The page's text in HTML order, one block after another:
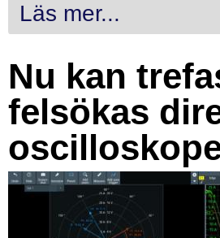
Läs mer...
Nu kan
felsökas